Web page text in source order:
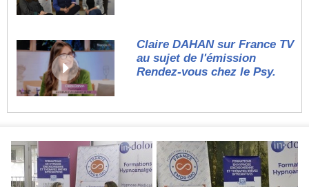
Claire DAHAN sur France TV
au sujet de l'émission
Rendez-vous chez le Psy.